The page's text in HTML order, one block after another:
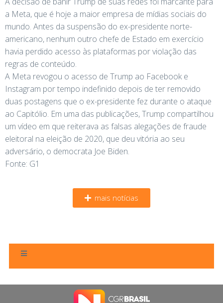
a Meta, que é hoje a maior empresa de mídias sociais do
mundo. Antes da suspensão do ex-presidente norte-
americano, nenhum outro chefe de Estado em exercício
havia perdido acesso às plataformas por violação das
regras de conteúdo.
A Meta revogou o acesso de Trump ao Facebook e
Instagram por tempo indefinido depois de ter removido
duas postagens que o ex-presidente fez durante o ataque
ao Capitólio. Em uma das publicações, Trump compartilhou
um vídeo em que reiterava as falsas alegações de fraude
eleitoral na eleição de 2020, que deu vitória ao seu
adversário, o democrata Joe Biden.
Fonte: G1
mais notícias